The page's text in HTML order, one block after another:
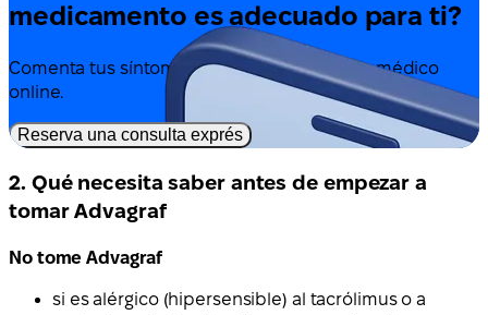
medicamento es adecuado para ti?
Comenta tus síntomas y tratamiento con un médico
online.
Reserva una consulta exprés
2. Qué necesita saber antes de empezar a
tomar Advagraf
No tome Advagraf
si es alérgico (hipersensible) al tacrólimus o a